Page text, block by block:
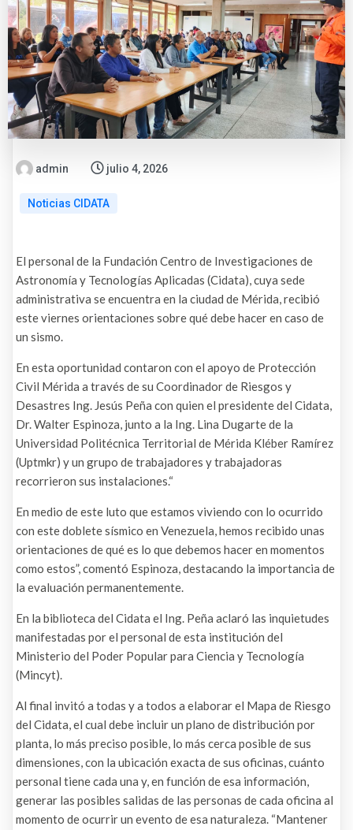
admin julio 4, 2026
Noticias CIDATA
El personal de la Fundación Centro de Investigaciones de
Astronomía y Tecnologías Aplicadas (Cidata), cuya sede
administrativa se encuentra en la ciudad de Mérida, recibió
este viernes orientaciones sobre qué debe hacer en caso de
un sismo.
En esta oportunidad contaron con el apoyo de Protección
Civil Mérida a través de su Coordinador de Riesgos y
Desastres Ing. Jesús Peña con quien el presidente del Cidata,
Dr. Walter Espinoza, junto a la Ing. Lina Dugarte de la
Universidad Politécnica Territorial de Mérida Kléber Ramírez
(Uptmkr) y un grupo de trabajadores y trabajadoras
recorrieron sus instalaciones.“
En medio de este luto que estamos viviendo con lo ocurrido
con este doblete sísmico en Venezuela, hemos recibido unas
orientaciones de qué es lo que debemos hacer en momentos
como estos”, comentó Espinoza, destacando la importancia de
la evaluación permanentemente.
En la biblioteca del Cidata el Ing. Peña aclaró las inquietudes
manifestadas por el personal de esta institución del
Ministerio del Poder Popular para Ciencia y Tecnología
(Mincyt).
Al final invitó a todas y a todos a elaborar el Mapa de Riesgo
del Cidata, el cual debe incluir un plano de distribución por
planta, lo más preciso posible, lo más cerca posible de sus
dimensiones, con la ubicación exacta de sus oficinas, cuánto
personal tiene cada una y, en función de esa información,
generar las posibles salidas de las personas de cada oficina al
momento de ocurrir un evento de esa naturaleza. “Mantener